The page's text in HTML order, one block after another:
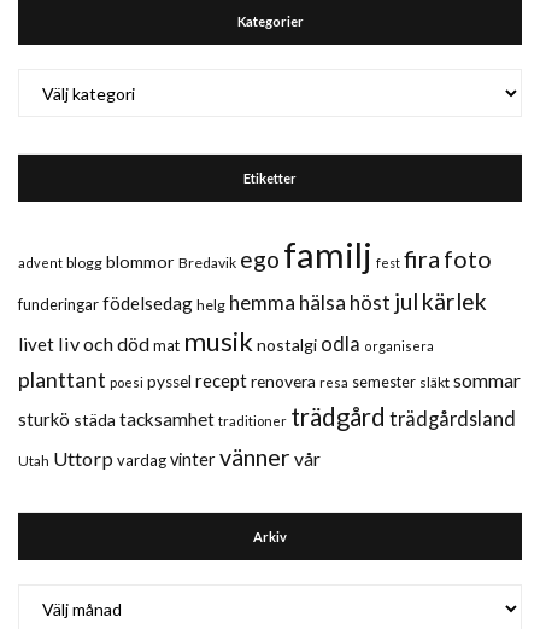
Kategorier
Etiketter
advent blogg blommor Bredavik ego familj fest fira foto
funderingarfödelsedag helg hemma hälsa höst jul kärlek
livet liv och dödmat musiknostalgi odla organisera
planttant poesi pyssel receptrenovera resa semester släkt sommar
sturkö städa tacksamhet traditioner trädgård trädgårdsland
Utah Uttorp vardagvintervänner vår
Arkiv